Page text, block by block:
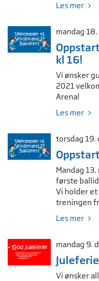
Les mer
mandag
kl 16!
Vi ønsker
2021
Arena!
Les mer
torsdag 19.
Mandag
første
Vi holder
treningen
Les mer
mandag 9.
Juleferie
Vi ønsker